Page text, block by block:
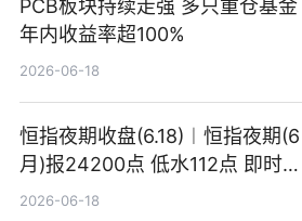
PCB板块持续走强 多只重仓基金
年内收益率超100%
2026-06-18
恒指夜期收盘(6.18)︱恒指夜期(6
月)报24200点 低水112点 即时
焦点
2026-06-18